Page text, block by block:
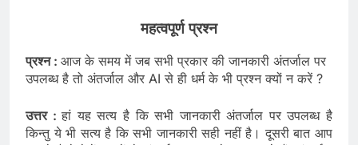
महत्वपूर्ण प्रश्न
प्रश्न : आज के समय में जब सभी प्रकार की जानकारी अंतर्जाल पर
उपलब्ध है तो अंतर्जाल और AI से ही धर्म के भी प्रश्न क्यों न करें ?
उत्तर :हां यह सत्य है कि सभी जानकारी अंतर्जाल पर उपलब्ध है
किन्तु ये भी सत्य है कि सभी जानकारी सही नहीं है। दूसरी बात आप